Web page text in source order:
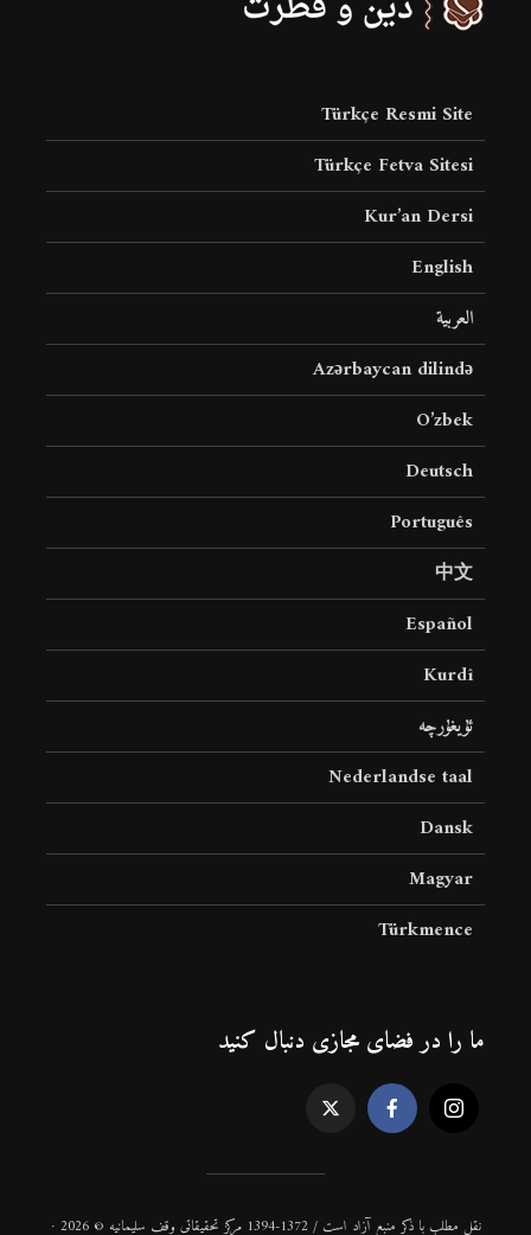
Türkçe Resmi Site
Türkçe Fetva Sitesi
Kur’an Dersi
English
العربية
Azərbaycan dilində
O’zbek
Deutsch
Português
中文
Español
Kurdî
ئۇيغۇرچە
Nederlandse taal
Dansk
Magyar
Türkmence
ما را در فضای مجازی دنبال کنید
نقل مطلب با ذكر منبع آزاد است / 1372-1394 مركز تحقیقاتی وقف سلیمانیه © 2026 ·